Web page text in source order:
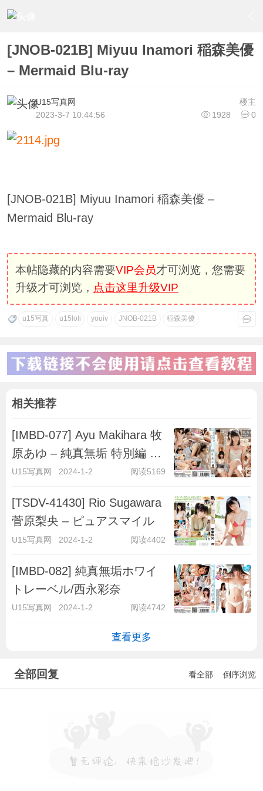
[JNOB-021B] Miyuu Inamori 稲森美優
– Mermaid Blu-ray
楼主
U15写真网
1928
0
2023-3-7 10:44:56
[JNOB-021B] Miyuu Inamori 稲森美優 –
Mermaid Blu-ray
本帖隐藏的内容需要VIP会员才可浏览，您需要
升级才可浏览， 点击这里升级VIP
u15写真 u15loli youiv JNOB-021B 稲森美優
相关推荐
[IMBD-077] Ayu Makihara 牧
原あゆ – 純真無垢 特別編 ～
キラキラ彼女～
U15写真网 2024-1-2 阅读5169
[TSDV-41430] Rio Sugawara
菅原梨央 – ピュアスマイル
U15写真网 2024-1-2 阅读4402
[IMBD-082] 純真無垢ホワイ
トレーベル/西永彩奈
U15写真网 2024-1-2 阅读4742
查看更多
全部回复 看全部 倒序浏览